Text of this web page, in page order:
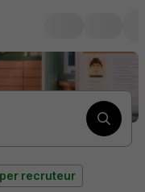
recruteur